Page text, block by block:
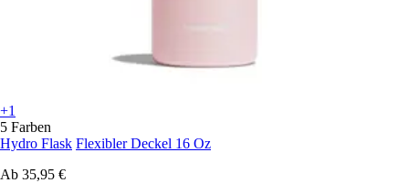
+1
5 Farben
Hydro Flask Flexibler Deckel 16 Oz
Ab 35,95 €